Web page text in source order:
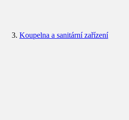
Koupelna a sanitární zařízení